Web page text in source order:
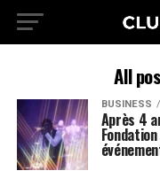
All
BUSINESS
Après 4